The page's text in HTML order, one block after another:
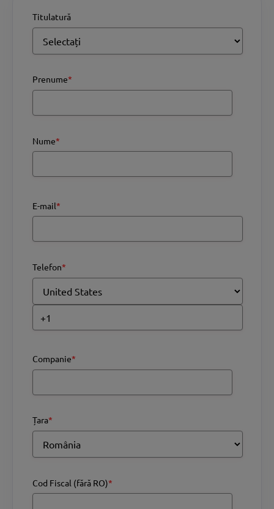
Titulatură
Prenume*
Nume*
E-mail*
Telefon*
Companie*
Țara*
Cod Fiscal (fără RO)*